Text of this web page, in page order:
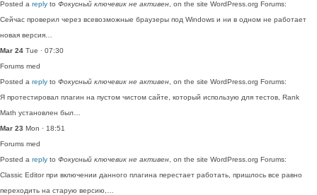
Posted a reply to Фокусный ключевик не активен , on the site WordPress.org Forums:
Сейчас проверил через всевозможные браузеры под Windows и ни в одном не работает
новая версия…
Mar 24 Tue · 07:30
Forums med
Posted a reply to Фокусный ключевик не активен , on the site WordPress.org Forums:
Я протестировал плагин на пустом чистом сайте, который использую для тестов, Rank
Math установлен был…
Mar 23 Mon · 18:51
Forums med
Posted a reply to Фокусный ключевик не активен , on the site WordPress.org Forums:
Classic Editor при включении данного плагина перестает работать, пришлось все равно
переходить на старую версию,…